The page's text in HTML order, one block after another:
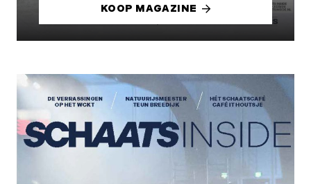
KOOP MAGAZINE